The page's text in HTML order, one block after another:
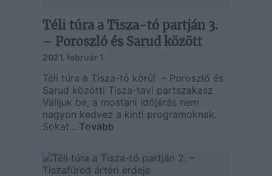
Téli túra a Tisza-tó partján 3.
– Poroszló és Sarud között
2021. február 1.
Téli túra a Tisza-tó körül – Poroszló és
Sarud közötti Tisza-tavi partszakasz
Valljuk be, a mostani időjárás nem
nagyon kedvez a kinti programoknak.
Sokat... Tovább